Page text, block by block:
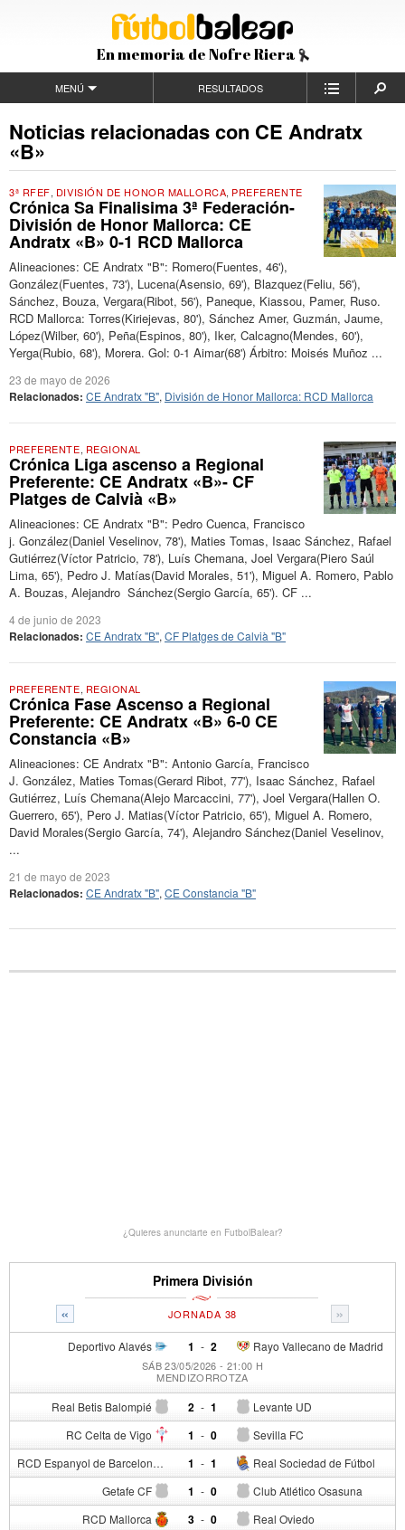
En memoria de Nofre Riera
MENÚ RESULTADOS
Noticias relacionadas con CE Andratx
«B»
3ª RFEF, DIVISIÓN DE HONOR MALLORCA, PREFERENTE
Crónica Sa Finalisima 3ª Federación-
División de Honor Mallorca: CE
Andratx «B» 0-1 RCD Mallorca
Alineaciones: CE Andratx "B": Romero(Fuentes, 46'),
González(Fuentes, 73'), Lucena(Asensio, 69'), Blazquez(Feliu, 56'),
Sánchez, Bouza, Vergara(Ribot, 56'), Paneque, Kiassou, Pamer, Ruso.
RCD Mallorca: Torres(Kiriejevas, 80'), Sánchez Amer, Guzmán, Jaume,
López(Wilber, 60'), Peña(Espinos, 80'), Iker, Calcagno(Mendes, 60'),
Yerga(Rubio, 68'), Morera. Gol: 0-1 Aimar(68') Árbitro: Moisés Muñoz ...
23 de mayo de 2026
Relacionados: CE Andratx "B", División de Honor Mallorca: RCD Mallorca
PREFERENTE, REGIONAL
Crónica Liga ascenso a Regional
Preferente: CE Andratx «B»- CF
Platges de Calvià «B»
Alineaciones: CE Andratx "B": Pedro Cuenca, Francisco
j. González(Daniel Veselinov, 78'), Maties Tomas, Isaac Sánchez, Rafael
Gutiérrez(Víctor Patricio, 78'), Luís Chemana, Joel Vergara(Piero Saúl
Lima, 65'), Pedro J. Matías(David Morales, 51'), Miguel A. Romero, Pablo
A. Bouzas, Alejandro Sánchez(Sergio García, 65'). CF ...
4 de junio de 2023
Relacionados: CE Andratx "B", CF Platges de Calvià "B"
PREFERENTE, REGIONAL
Crónica Fase Ascenso a Regional
Preferente: CE Andratx «B» 6-0 CE
Constancia «B»
Alineaciones: CE Andratx "B": Antonio García, Francisco
J. González, Maties Tomas(Gerard Ribot, 77'), Isaac Sánchez, Rafael
Gutiérrez, Luís Chemana(Alejo Marcaccini, 77'), Joel Vergara(Hallen O.
Guerrero, 65'), Pero J. Matias(Víctor Patricio, 65'), Miguel A. Romero,
David Morales(Sergio García, 74'), Alejandro Sánchez(Daniel Veselinov,
...
21 de mayo de 2023
Relacionados: CE Andratx "B", CE Constancia "B"
¿Quieres anunciarte en FutbolBalear?
Primera División
« »
JORNADA 38
Deportivo Alavés 1 - Rayo Vallecano de Madrid
2
SÁB 23/05/2026 - 21:00 H
MENDIZORROTZA
Real Betis Balompié 2 - Levante UD
1
RC Celta de Vigo 1 - Sevilla FC
0
RCD Espanyol de Barcelona 1 - Real Sociedad de Fútbol
1
Getafe CF 1 - Club Atlético Osasuna
0
RCD Mallorca 3 - Real Oviedo
0